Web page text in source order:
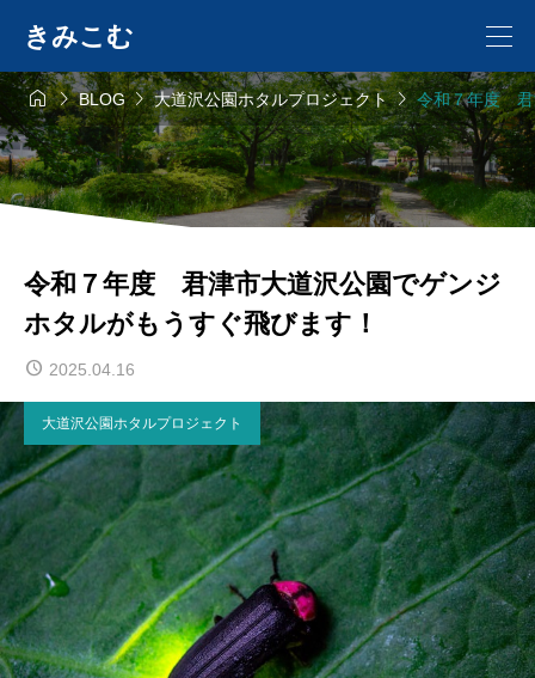
きみこむ
BLOG大道沢公園ホタルプロジェクト令和７年度 君
令和７年度 君津市大道沢公園でゲンジ
ホタルがもうすぐ飛びます！
2025.04.16
大道沢公園ホタルプロジェクト